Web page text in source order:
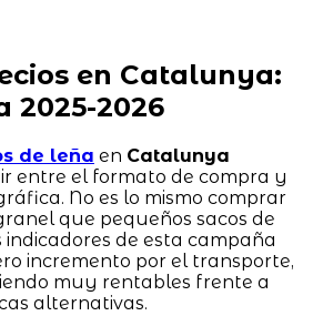
en Catalunya:
2025-2026
de leña en Catalunya
entre el formato de compra y
No es lo mismo comprar
que pequeños sacos de
indicadores de esta campaña
incremento por el transporte,
muy rentables frente a
alternativas.